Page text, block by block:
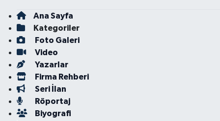
Ana Sayfa
Kategoriler
Foto Galeri
Video
Yazarlar
Firma Rehberi
Seri İlan
Röportaj
Biyografi